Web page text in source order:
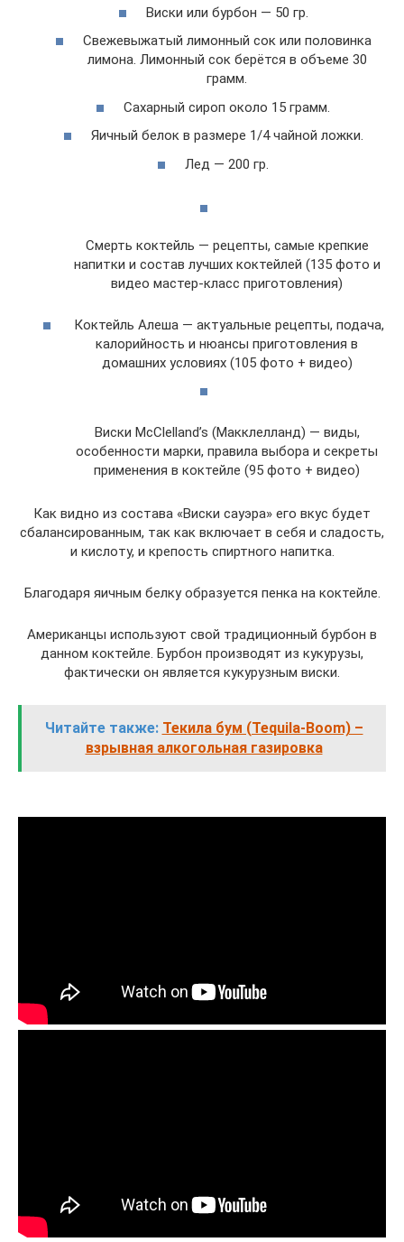
Виски или бурбон — 50 гр.
Свежевыжатый лимонный сок или половинка
лимона. Лимонный сок берётся в объеме 30
грамм.
Сахарный сироп около 15 грамм.
Яичный белок в размере 1/4 чайной ложки.
Лед — 200 гр.
Смерть коктейль — рецепты, самые крепкие
напитки и состав лучших коктейлей (135 фото и
видео мастер-класс приготовления)
Коктейль Алеша — актуальные рецепты, подача,
калорийность и нюансы приготовления в
домашних условиях (105 фото + видео)
Виски McClelland’s (Макклелланд) — виды,
особенности марки, правила выбора и секреты
применения в коктейле (95 фото + видео)
Как видно из состава «Виски сауэра» его вкус будет
сбалансированным, так как включает в себя и сладость,
и кислоту, и крепость спиртного напитка.
Благодаря яичным белку образуется пенка на коктейле.
Американцы используют свой традиционный бурбон в
данном коктейле. Бурбон производят из кукурузы,
фактически он является кукурузным виски.
Читайте также: Текила бум (Tequila-Boom) –
взрывная алкогольная газировка